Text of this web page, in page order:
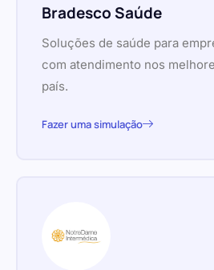
Bradesco Saúde
Soluções de saúde para
com atendimento nos
país.
Fazer uma simulação